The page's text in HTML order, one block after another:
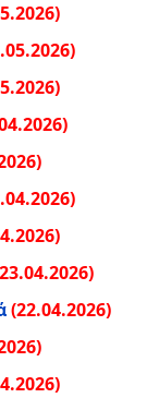
(22.04.2026)